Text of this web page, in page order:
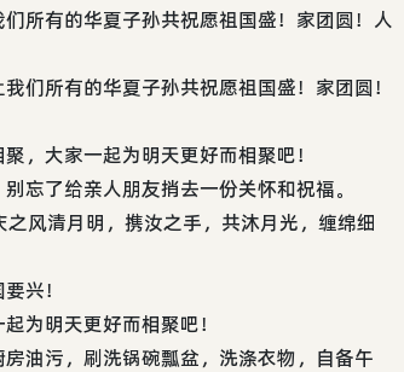
所有的华夏子孙共祝愿祖国盛！家团圆！人
们所有的华夏子孙共祝愿祖国盛！家团圆！
，大家一起为明天更好而相聚吧！
忘了给亲人朋友捎去一份关怀和祝福。
风清月明，携汝之手，共沐月光，缠绵细
兴！
为明天更好而相聚吧！
油污，刷洗锅碗瓢盆，洗涤衣物，自备午